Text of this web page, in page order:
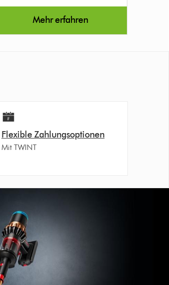
Reviews
Mehr erfahren
Flexible Zahlungsoptionen
Mit TWINT